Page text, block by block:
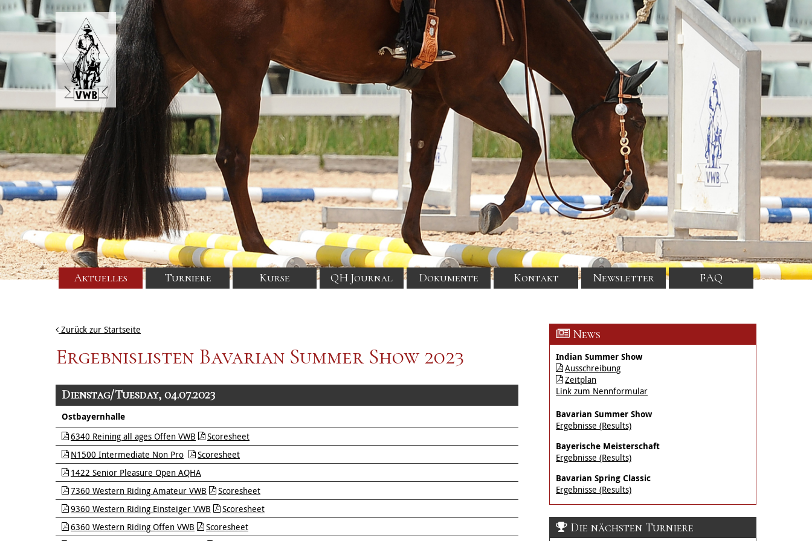
Aktuelles Turniere Kurse QH Journal Dokumente Kontakt Newsletter FAQ
Zurück zur Startseite
Ergebnislisten Bavarian Summer Show 2023
Dienstag/Tuesday, 04.07.2023
Ostbayernhalle
6340 Reining all ages Offen VWB
Scoresheet
N1500 Intermediate Non Pro
Scoresheet
1422 Senior Pleasure Open AQHA
7360 Western Riding Amateur VWB
Scoresheet
9360 Western Riding Einsteiger VWB
Scoresheet
6360 Western Riding Offen VWB
Scoresheet
News
Indian Summer Show
Ausschreibung
Zeitplan
Link zum Nennformular
Bavarian Summer Show
Ergebnisse (Results)
Bayerische Meisterschaft
Ergebnisse (Results)
Bavarian Spring Classic
Ergebnisse (Results)
Die nächsten Turniere